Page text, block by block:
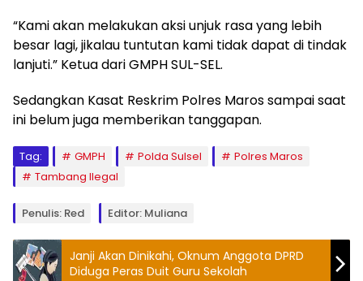
“Kami akan melakukan aksi unjuk rasa yang lebih
besar lagi, jikalau tuntutan kami tidak dapat di tindak
lanjuti.” Ketua dari GMPH SUL-SEL.
Sedangkan Kasat Reskrim Polres Maros sampai saat
ini belum juga memberikan tanggapan.
Tag: GMPH Polda Sulsel
Polres Maros
Tambang Ilegal
Penulis: Red Editor: Muliana
Janji Akan Dinikahi, Oknum Anggota DPRD
Diduga Peras Duit Guru Sekolah